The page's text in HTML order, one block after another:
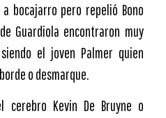
bocajarro pero repelió Bono
Guardiola encontraron muy
el joven Palmer quien
o desmarque.
cerebro Kevin De Bruyne o